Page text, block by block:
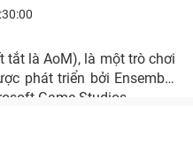
tắt là AoM), là một trò chơi
phát triển bởi Ensemble
Game Studios.